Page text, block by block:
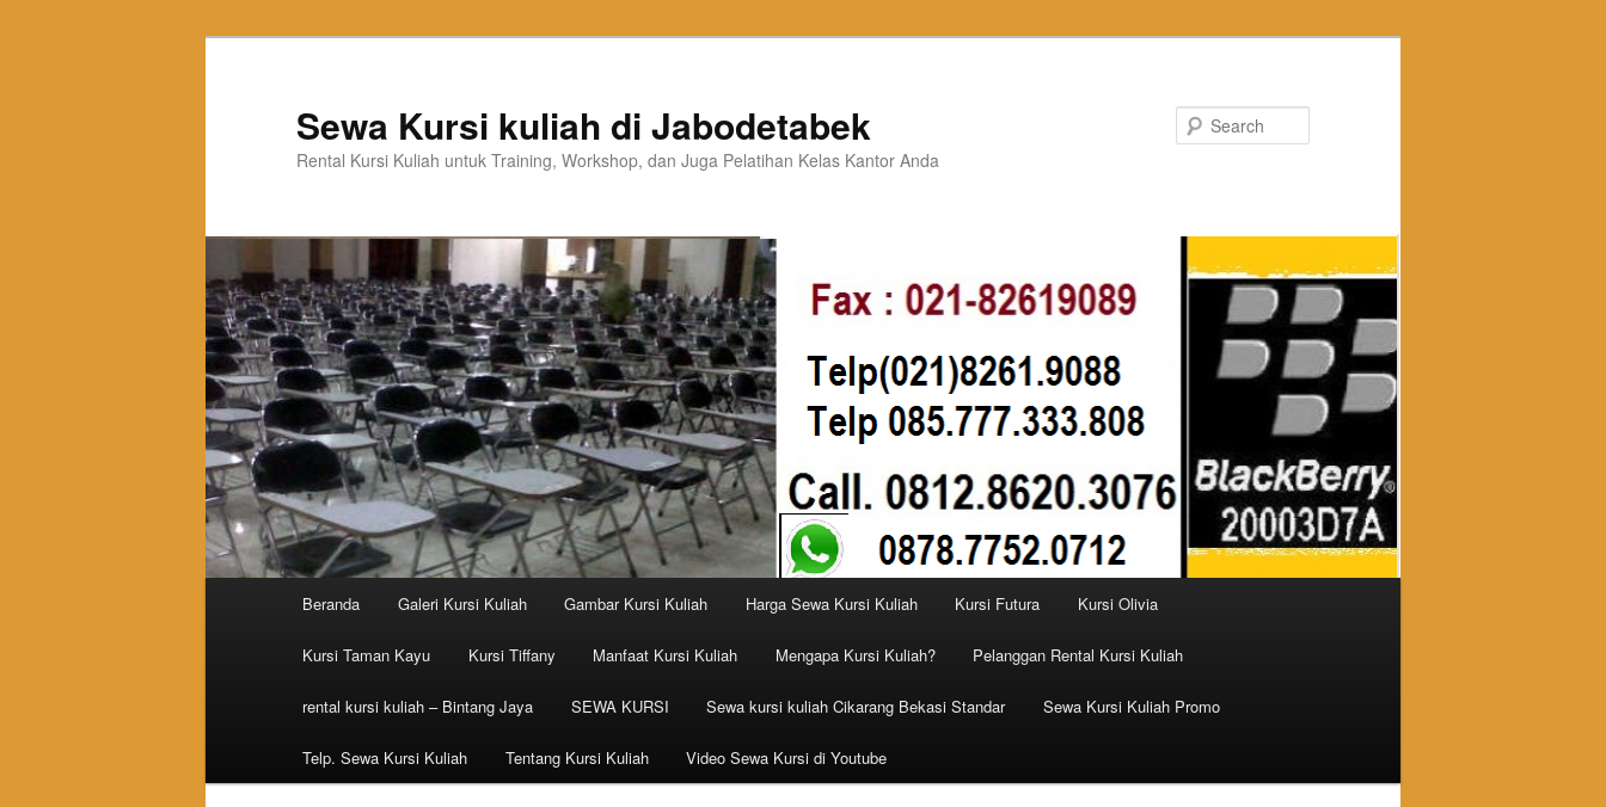
Sewa Kursi kuliah di Jabodetabek
Rental Kursi Kuliah untuk Training, Workshop, dan Juga Pelatihan Kelas Kantor Anda
Skip to primary content
Skip to secondary content
Beranda Galeri Kursi Kuliah Gambar Kursi Kuliah Harga Sewa Kursi Kuliah Kursi Futura Kursi Olivia
Kursi Taman Kayu Kursi Tiffany Manfaat Kursi Kuliah Mengapa Kursi Kuliah? Pelanggan Rental Kursi Kuliah
rental kursi kuliah – Bintang Jaya SEWA KURSI Sewa kursi kuliah Cikarang Bekasi Standar Sewa Kursi Kuliah Promo
Telp. Sewa Kursi Kuliah Tentang Kursi Kuliah Video Sewa Kursi di Youtube